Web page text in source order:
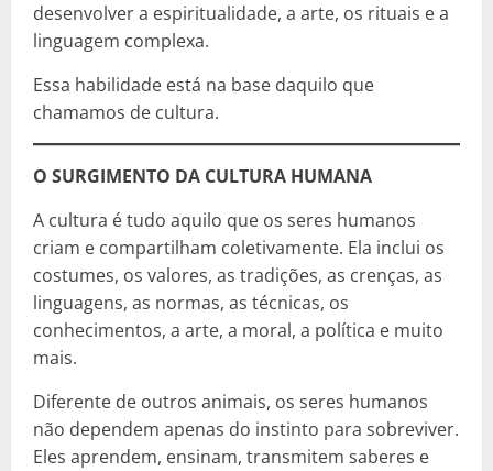
desenvolver a espiritualidade, a arte, os rituais e a
linguagem complexa.
Essa habilidade está na base daquilo que
chamamos de cultura.
O SURGIMENTO DA CULTURA HUMANA
A cultura é tudo aquilo que os seres humanos
criam e compartilham coletivamente. Ela inclui os
costumes, os valores, as tradições, as crenças, as
linguagens, as normas, as técnicas, os
conhecimentos, a arte, a moral, a política e muito
mais.
Diferente de outros animais, os seres humanos
não dependem apenas do instinto para sobreviver.
Eles aprendem, ensinam, transmitem saberes e